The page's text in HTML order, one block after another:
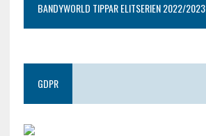
BANDYWORLD TIPPAR ELITSERIEN 2022/2023
GDPR